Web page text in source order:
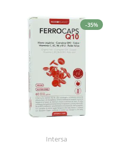
-35%
Intersa